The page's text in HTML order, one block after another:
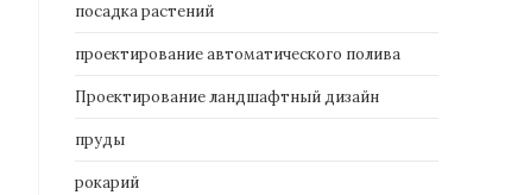
посадка растений
проектирование автоматического полива
Проектирование ландшафтный дизайн
пруды
рокарий